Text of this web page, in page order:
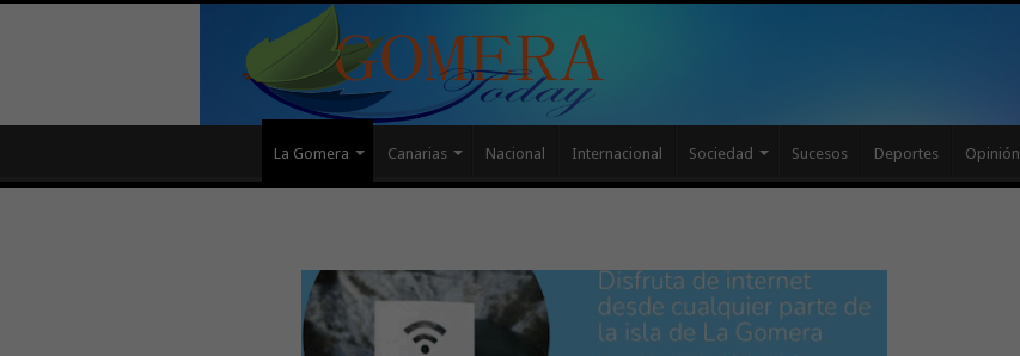
La Gomera Canarias Nacional Internacional Sociedad Sucesos Deportes Opinión